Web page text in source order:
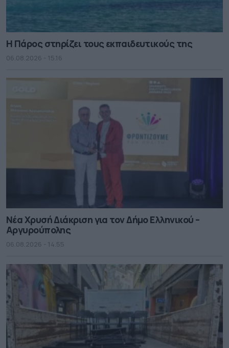
Η Πάρος στηρίζει τους εκπαιδευτικούς της
06.08.2026 - 15.16
Νέα Χρυσή Διάκριση για τον Δήμο Ελληνικού –
Αργυρούπολης
06.08.2026 - 14.55